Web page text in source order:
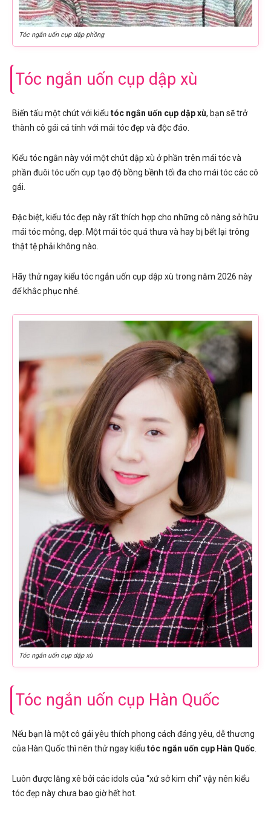
Tóc ngắn uốn cụp dập phồng
Tóc ngắn uốn cụp dập xù
Biến tấu một chút với kiểu tóc ngắn uốn cụp dập xù, bạn sẽ trở
thành cô gái cá tính với mái tóc đẹp và độc đáo.
Kiểu tóc ngắn này với một chút dập xù ở phần trên mái tóc và
phần đuôi tóc uốn cụp tạo độ bồng bềnh tối đa cho mái tóc các cô
gái.
Đặc biệt, kiểu tóc đẹp này rất thích hợp cho những cô nàng sở hữu
mái tóc mỏng, dẹp. Một mái tóc quá thưa và hay bị bết lại trông
thật tệ phải không nào.
Hãy thử ngay kiểu tóc ngắn uốn cụp dập xù trong năm 2026 này
để khắc phục nhé.
Tóc ngắn uốn cụp dập xù
Tóc ngắn uốn cụp Hàn Quốc
Nếu bạn là một cô gái yêu thích phong cách đáng yêu, dễ thương
của Hàn Quốc thì nên thử ngay kiểu tóc ngắn uốn cụp Hàn Quốc
Luôn được lăng xê bởi các idols của “xứ sở kim chi” vậy nên kiểu
tóc đẹp này chưa bao giờ hết hot.